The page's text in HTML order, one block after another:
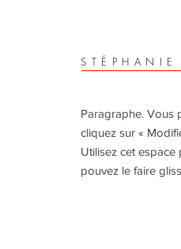
STÉPHANIE
Paragraphe. Vous
cliquez sur «
Utilisez cet
pouvez le faire